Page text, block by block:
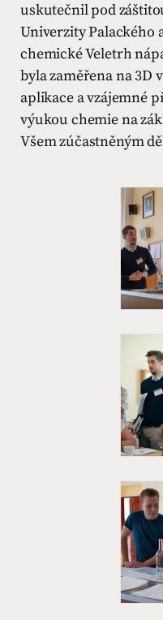
uskutečnil pod
Univerzity Palackého
chemické Veletrh
byla zaměřena na 3D
aplikace a vzájemné
výukou chemie na
Všem zúčastněným